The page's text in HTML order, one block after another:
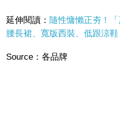
延伸閱讀： 隨性慵懶正夯！
腰長裙、寬版西裝、低跟涼
Source ：各品牌